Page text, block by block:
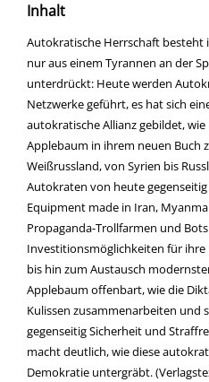
Inhalt
Autokratische Herrschaft besteht
nur aus einem Tyrannen an der
unterdrückt: Heute werden
Netzwerke geführt, es hat sich
autokratische Allianz gebildet,
Applebaum in ihrem neuen Buch
Weißrussland, von Syrien bis
Autokraten von heute
Equipment made in Iran,
Propaganda-Trollfarmen und
Investitionsmöglichkeiten für
bis hin zum Austausch
Applebaum offenbart, wie die
Kulissen zusammenarbeiten und
gegenseitig Sicherheit und
macht deutlich, wie diese
Demokratie untergräbt.